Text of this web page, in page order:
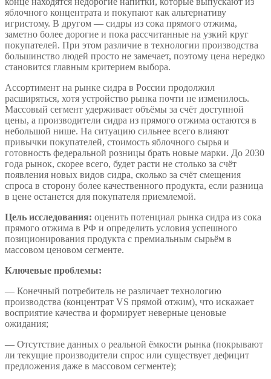
яблочного концентрата и покупают как альтернативу
игристому. В другом — сидры из сока прямого отжима,
заметно более дорогие и пока рассчитанные на узкий круг
покупателей. При этом различие в технологии производства
большинство людей просто не замечает, поэтому цена нередко
становится главным критерием выбора.
Ассортимент на рынке сидра в России продолжил
расширяться, хотя устройство рынка почти не изменилось.
Массовый сегмент удерживает объёмы за счёт доступной
цены, а производители сидра из прямого отжима остаются в
небольшой нише. На ситуацию сильнее всего влияют
привычки покупателей, стоимость яблочного сырья и
готовность федеральной розницы брать новые марки. До 2030
года рынок, скорее всего, будет расти не столько за счёт
появления новых видов сидра, сколько за счёт смещения
спроса в сторону более качественного продукта, если разница
в цене останется для покупателя приемлемой.
Цель исследования: оценить потенциал рынка сидра из сока
прямого отжима в РФ и определить условия успешного
позиционирования продукта с премиальным сырьём в
массовом ценовом сегменте.
Ключевые проблемы:
— Конечный потребитель не различает технологию
производства (концентрат VS прямой отжим), что искажает
восприятие качества и формирует неверные ценовые
ожидания;
— Отсутствие данных о реальной ёмкости рынка (покрывают
ли текущие производители спрос или существует дефицит
предложения даже в массовом сегменте);